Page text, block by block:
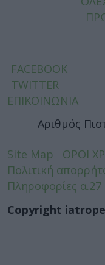
FACEBOOK
TWITTER
ΕΠΙΚΟΙΝΩΝΙΑ
Αριθμός
Site Map ΟΡΟΙ
Πολιτική
Πληροφορίες
Copyright